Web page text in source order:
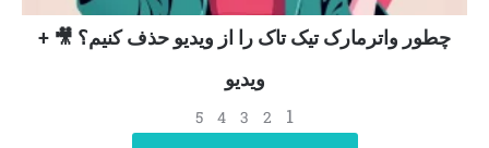
چطور واترمارک تیک تاک را از ویدیو حذف کنیم؟ 🎥 +
ویدیو
1
2
3
4
5